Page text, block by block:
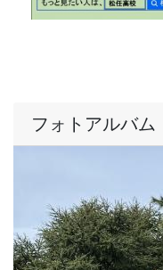
フォトアルバム